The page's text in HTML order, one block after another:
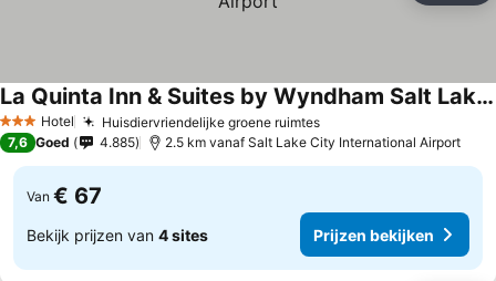
3 SterrenHotel Huisdiervriendelijke groene ruimtesPrijzen bekijken
La Quinta Inn & Suites by Wyndham Salt Lake City Airport
Prijzen bekijken
7,6 Goed 4.885 2.5 km vanaf Salt Lake City International Airport
Van € 67
Bekijk prijzen van 4 sites Prijzen bekijken